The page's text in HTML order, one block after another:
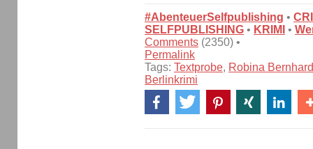
#AbenteuerSelfpublishing •
SELFPUBLISHING • KRIMI •
Comments (2350) •
Permalink
Tags: Textprobe, Robina
Berlinkrimi